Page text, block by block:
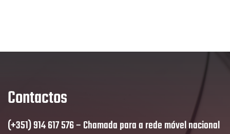
Contactos
(+351) 914 617 576 – Chamada para a rede móvel nacional